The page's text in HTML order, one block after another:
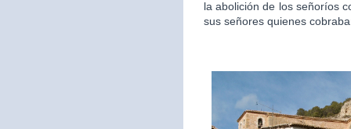
la abolición de los señoríos
sus señores quienes